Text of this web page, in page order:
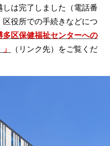
しは完了しました（電話番
役所での手続きなどにつ
多区保健福祉センターへの
（リンク先）をご覧くだ